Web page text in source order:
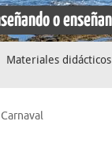
Materiales didácticos
Carnaval